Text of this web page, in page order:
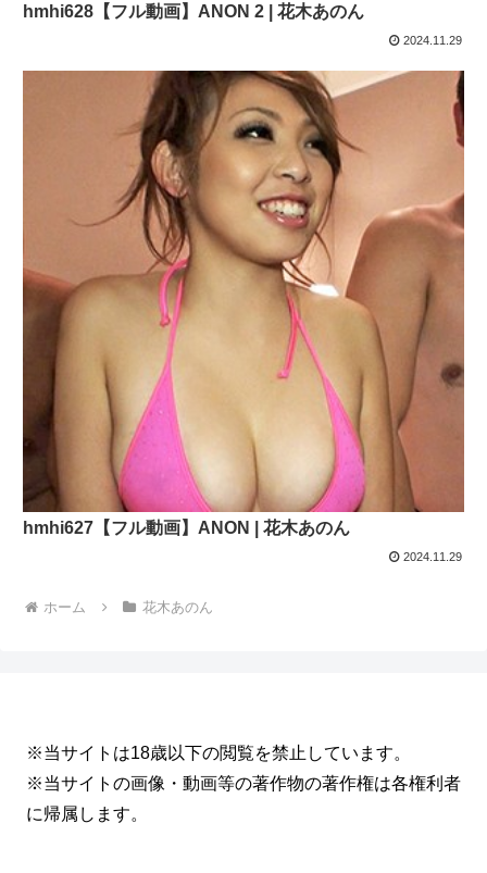
hmhi628【フル動画】ANON 2 | 花木あのん
2024.11.29
hmhi627【フル動画】ANON | 花木あのん
2024.11.29
ホーム 花木あのん
※当サイトは18歳以下の閲覧を禁止しています。
※当サイトの画像・動画等の著作物の著作権は各権利者
に帰属します。